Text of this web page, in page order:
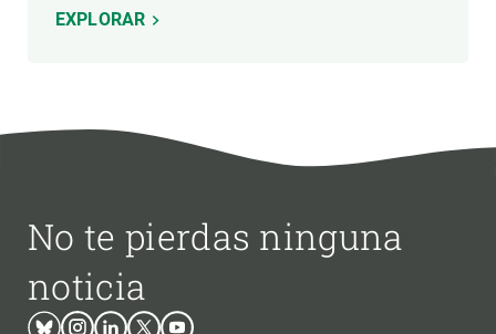
EXPLORAR
No te pierdas ninguna
noticia
BlueskyInstagram
LinkedinTwitterYoutube